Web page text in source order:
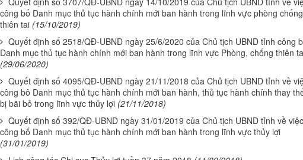
công bố Danh mục thủ tục hành chính mới ban hành trong lĩnh vực phòng chống
thiên tai (15/10/2019)
Quyết định số 2518/QĐ-UBND ngày 25/6/2020 của Chủ tịch UBND tỉnh công
Danh mục thủ tục hành chính mới ban hành trong lĩnh vực Phòng, chống thiên
(29/06/2020)
Quyết định số 4095/QĐ-UBND ngày 21/11/2018 của Chủ tịch UBND tỉnh về
công bô Danh mục thủ tục hành chính mới ban hành, thủ tục hành chính thay
bị bãi bỏ trong lĩnh vực thủy lợi (21/11/2018)
Quyết định số 392/QĐ-UBND ngày 31/01/2019 của Chủ tịch UBND tỉnh về việc
công bố Danh mục thủ tục hành chính mới ban hành trong lĩnh vực thủy lợi
(31/01/2019)